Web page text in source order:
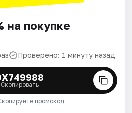
на покупке
Проверено: 1 минуту назад
Скопировать
промокод